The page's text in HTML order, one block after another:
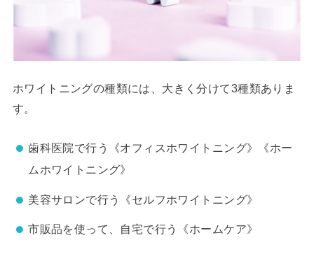
ホワイトニングの種類には、大きく分けて3種類ありま
す。
歯科医院で行う《オフィスホワイトニング》《ホー
ムホワイトニング》
美容サロンで行う《セルフホワイトニング》
市販品を使って、自宅で行う《ホームケア》